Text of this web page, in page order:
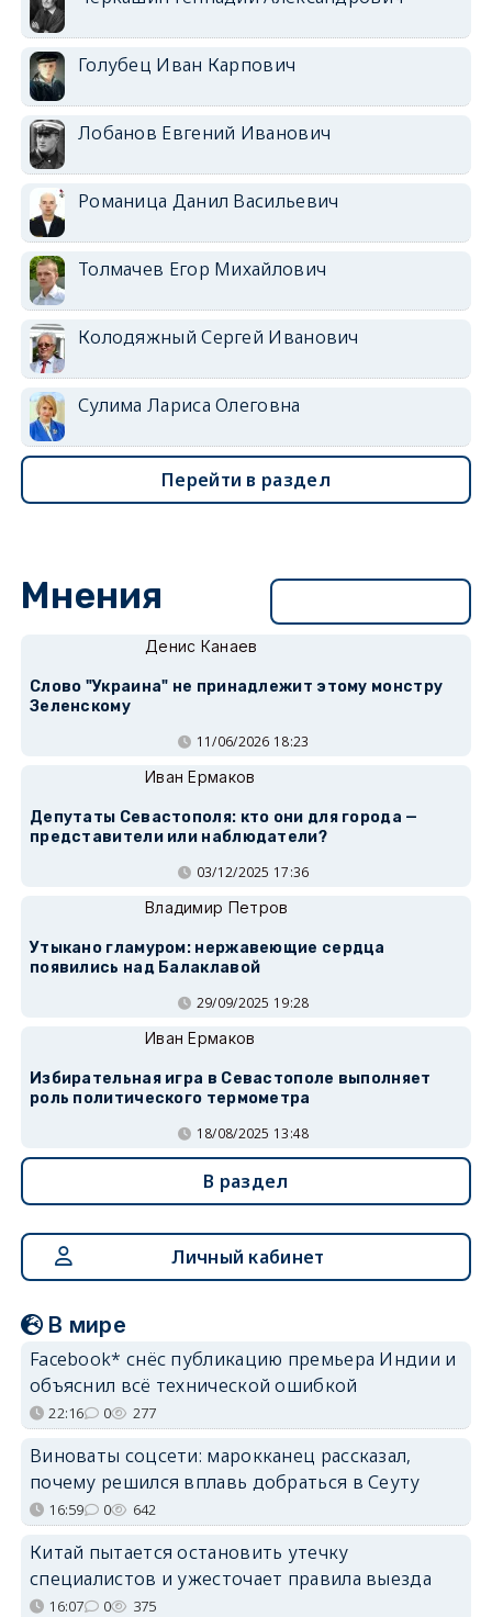
Голубец Иван Карпович
Лобанов Евгений Иванович
Романица Данил Васильевич
Толмачев Егор Михайлович
Колодяжный Сергей Иванович
Сулима Лариса Олеговна
Перейти в раздел
Мнения
Денис Канаев
Слово "Украина" не принадлежит этому монстру
Зеленскому
11/06/2026 18:23
Иван Ермаков
Депутаты Севастополя: кто они для города —
представители или наблюдатели?
03/12/2025 17:36
Владимир Петров
Утыкано гламуром: нержавеющие сердца
появились над Балаклавой
29/09/2025 19:28
Иван Ермаков
Избирательная игра в Севастополе выполняет
роль политического термометра
18/08/2025 13:48
В раздел
Личный кабинет
В мире
Facebook* снёс публикацию премьера Индии и
объяснил всё технической ошибкой
22:16 0 277
Виноваты соцсети: марокканец рассказал,
почему решился вплавь добраться в Сеуту
16:59 0 642
Китай пытается остановить утечку
специалистов и ужесточает правила выезда
16:07 0 375